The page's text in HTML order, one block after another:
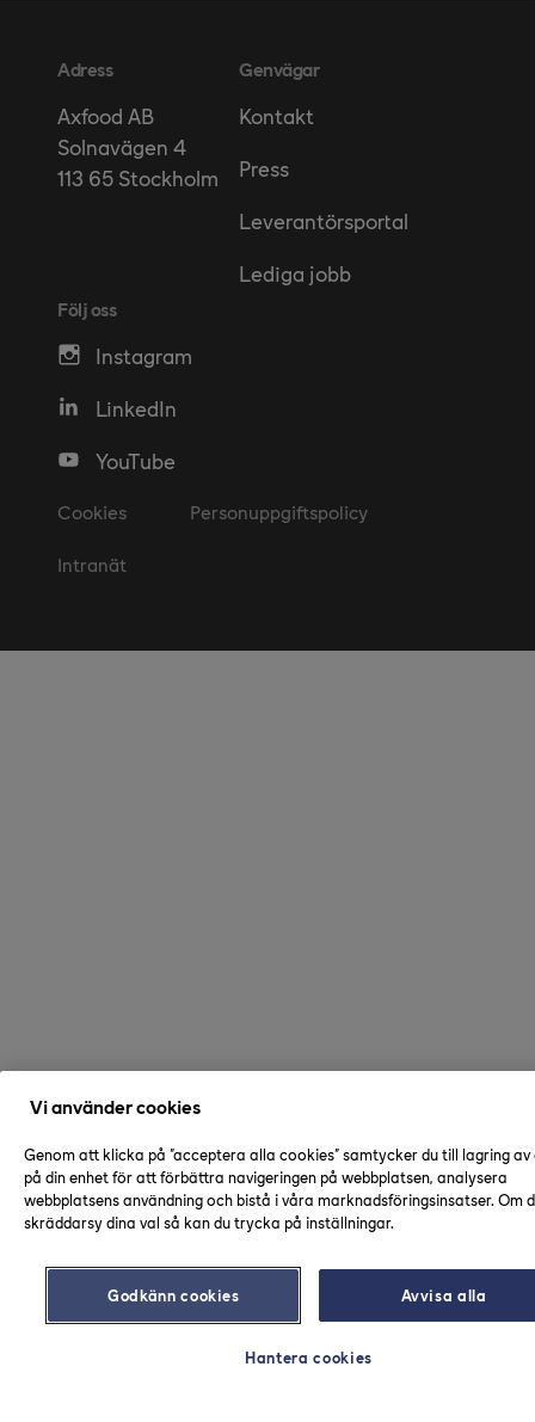
Adress
Axfood AB
Solnavägen 4
113 65 Stockholm
Genvägar
Kontakt
Press
Leverantörsportal
Lediga jobb
Följ oss
Instagram
LinkedIn
YouTube
Cookies Personuppgiftspolicy
Intranät
Vi använder cookies
Genom att klicka på "acceptera alla cookies" samtycker du till lagring av
på din enhet för att förbättra navigeringen på webbplatsen, analysera
webbplatsens användning och bistå i våra marknadsföringsinsatser. Om
skräddarsy dina val så kan du trycka på inställningar.
Godkänn cookies Avvisa alla
Hantera cookies